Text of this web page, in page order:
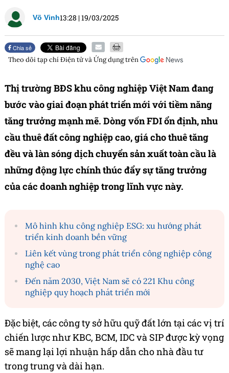
Võ Vinh13:28 |19/03/2025
Chia sẻ
Theo dõi tạp chíĐiện tử và Ứng dụngtrên
Thị trường BĐS khu công nghiệp Việt Nam đang
bước vào giai đoạn phát triển mới với tiềm năng
tăng trưởng mạnh mẽ. Dòng vốn FDI ổn định, nhu
cầu thuê đất công nghiệp cao, giá cho thuê tăng
đều và làn sóng dịch chuyển sản xuất toàn cầu là
những động lực chính thúc đẩy sự tăng trưởng
của các doanh nghiệp trong lĩnh vực này.
Mô hình khu công nghiệp ESG: xu hướng phát
triển kinh doanh bền vững
Liên kết vùng trong phát triển công nghiệp công
nghệ cao
Đến năm 2030, Việt Nam sẽ có 221 Khu công
nghiệp quy hoạch phát triển mới
Đặc biệt, các công ty sở hữu quỹ đất lớn tại các vị trí
chiến lược như KBC, BCM, IDC và SIP được kỳ vọng
sẽ mang lại lợi nhuận hấp dẫn cho nhà đầu tư
trong trung và dài hạn.